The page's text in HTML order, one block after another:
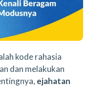
kode rahasia
dan melakukan
ejahatan